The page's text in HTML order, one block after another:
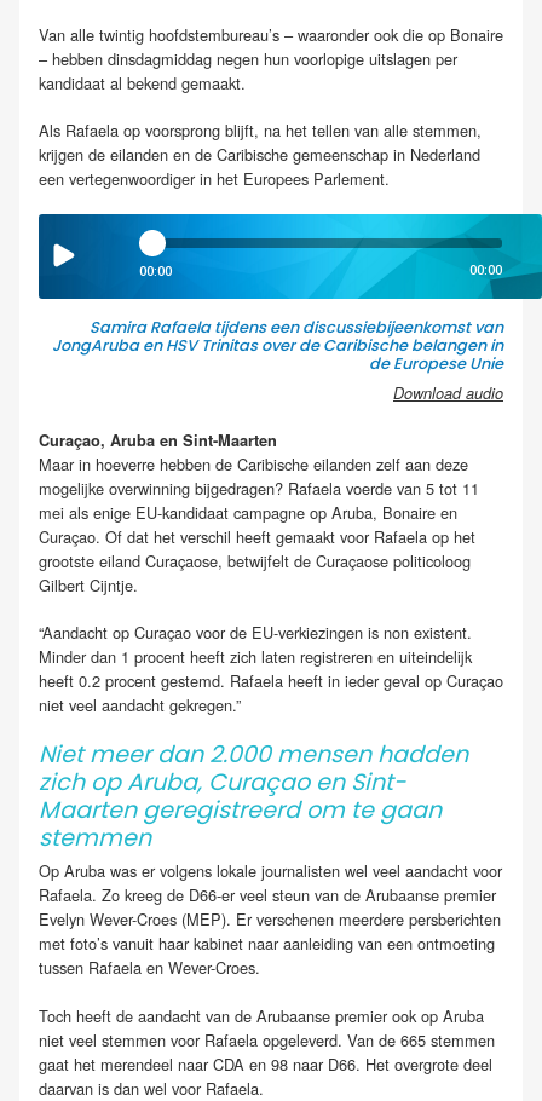
Van alle twintig hoofdstembureau’s – waaronder ook die op Bonaire
– hebben dinsdagmiddag negen hun voorlopige uitslagen per
kandidaat al bekend gemaakt.
Als Rafaela op voorsprong blijft, na het tellen van alle stemmen,
krijgen de eilanden en de Caribische gemeenschap in Nederland
een vertegenwoordiger in het Europees Parlement.
00:00 00:00
Samira Rafaela tijdens een discussiebijeenkomst van
JongAruba en HSV Trinitas over de Caribische belangen in
de Europese Unie
Download audio
Curaçao, Aruba en Sint-Maarten
Maar in hoeverre hebben de Caribische eilanden zelf aan deze
mogelijke overwinning bijgedragen? Rafaela voerde van 5 tot 11
mei als enige EU-kandidaat campagne op Aruba, Bonaire en
Curaçao. Of dat het verschil heeft gemaakt voor Rafaela op het
grootste eiland Curaçaose, betwijfelt de Curaçaose politicoloog
Gilbert Cijntje.
“Aandacht op Curaçao voor de EU-verkiezingen is non existent.
Minder dan 1 procent heeft zich laten registreren en uiteindelijk
heeft 0.2 procent gestemd. Rafaela heeft in ieder geval op Curaçao
niet veel aandacht gekregen.”
Niet meer dan 2.000 mensen hadden
zich op Aruba, Curaçao en Sint-
Maarten geregistreerd om te gaan
stemmen
Op Aruba was er volgens lokale journalisten wel veel aandacht voor
Rafaela. Zo kreeg de D66-er veel steun van de Arubaanse premier
Evelyn Wever-Croes (MEP). Er verschenen meerdere persberichten
met foto’s vanuit haar kabinet naar aanleiding van een ontmoeting
tussen Rafaela en Wever-Croes.
Toch heeft de aandacht van de Arubaanse premier ook op Aruba
niet veel stemmen voor Rafaela opgeleverd. Van de 665 stemmen
gaat het merendeel naar CDA en 98 naar D66. Het overgrote deel
daarvan is dan wel voor Rafaela.